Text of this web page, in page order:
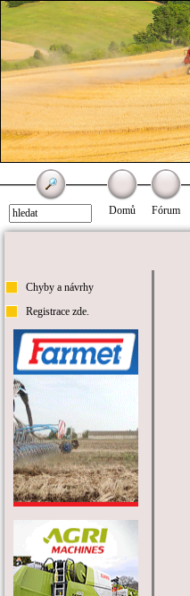
Domů Fórum
Chyby a návrhy
Registrace zde.